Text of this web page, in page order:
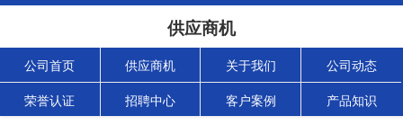
供应商机
公司首页 供应商机 关于我们 公司动态
荣誉认证 招聘中心 客户案例 产品知识